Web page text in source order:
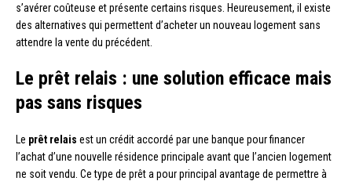
s’avérer coûteuse et présente certains risques. Heureusement, il existe
des alternatives qui permettent d’acheter un nouveau logement sans
attendre la vente du précédent.
Le prêt relais : une solution efficace mais
pas sans risques
Le prêt relais est un crédit accordé par une banque pour financer
l’achat d’une nouvelle résidence principale avant que l’ancien logement
ne soit vendu. Ce type de prêt a pour principal avantage de permettre à